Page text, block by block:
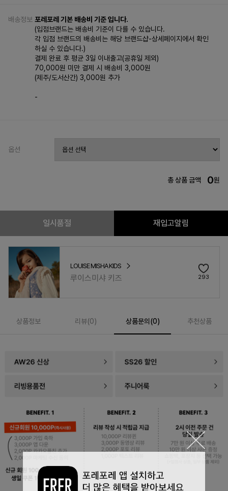
배송정보 포레포레 기본 배송비 기준 입니다.
(입점브랜드는 배송비 기준이 다를 수 있습니다.
각 입점 브랜드의 배송비는 해당 브랜드샵-상세페이지에서 확인
하실 수 있습니다.)
결제 완료 후 평균 3일 이내출고(공휴일 제외)
70,000원 미만 결제 시 배송비 3,000원
(제주/도서산간) 3,000원 추가
-
옵션
총 상품 금액 0원
일시품절 재입고알림
LOUISE MISHA KIDS
루이스미샤 키즈 293
상품정보 리뷰(0) 상품문의(0) 추천상품